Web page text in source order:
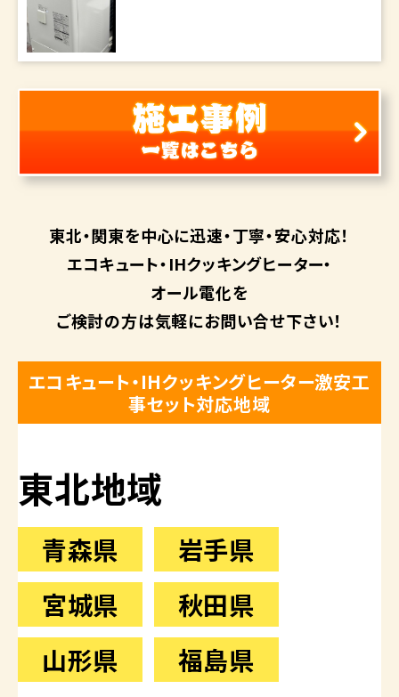
東北・関東を中心に迅速・丁寧・安心対応！
エコキュート・IHクッキングヒーター・
オール電化を
ご検討の方は気軽にお問い合せ下さい！
エコキュート・IHクッキングヒーター激安工
事セット対応地域
東北地域
青森県
岩手県
宮城県
秋田県
山形県
福島県